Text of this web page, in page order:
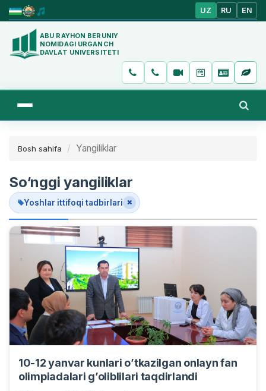
UZ RU EN
ABU RAYHON BERUNIY
NOMIDAGI URGANCH
DAVLAT UNIVERSITETI
Bosh sahifa Yangiliklar
So‘nggi yangiliklar
Yoshlar ittifoqi tadbirlari
10-12 yanvar kunlari o’tkazilgan onlayn fan
olimpiadalari g’oliblilari taqdirlandi